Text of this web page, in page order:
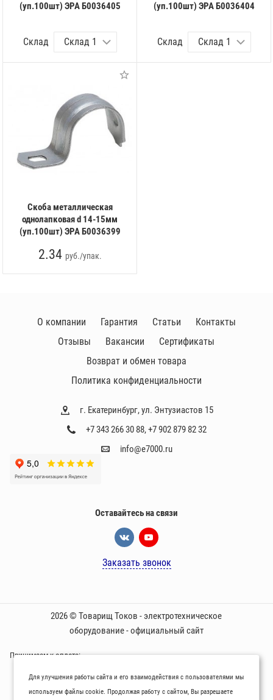
(уп.100шт) ЭРА Б0036405
Склад
(уп.100шт) ЭРА Б0036404
Склад
Скоба металлическая
однолапковая d 14-15мм
(уп.100шт) ЭРА Б0036399
2.34 руб./упак.
г. Екатеринбург, ул. Энтузиастов 15
+7 343 266 30 88,+7 902 879 82 32
info@e7000.ru
О компании Гарантия Статьи
Контакты
Отзывы
Вакансии
Сертификаты
Возврат и обмен товара
Политика конфиденциальности
Оставайтесь на связи
Заказать звонок
2026 © Товарищ Токов - электротехническое
оборудование - официальный сайт
Принимаем к оплате:
Для улучшения работы сайта и его взаимодействия с пользователями мы
используем файлы cookie. Продолжая работу с сайтом, Вы разрешаете